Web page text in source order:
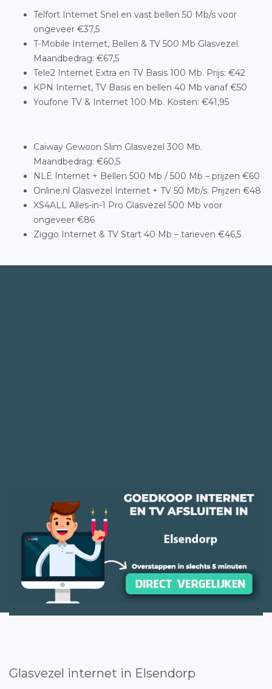
Telfort Internet Snel en vast bellen 50 Mb/s voor
ongeveer €37,5
T-Mobile Internet, Bellen & TV 500 Mb Glasvezel.
Maandbedrag: €67,5
Tele2 Internet Extra en TV Basis 100 Mb. Prijs: €42
KPN Internet, TV Basis en bellen 40 Mb vanaf €50
Youfone TV & Internet 100 Mb. Kosten: €41,95
Caiway Gewoon Slim Glasvezel 300 Mb.
Maandbedrag: €60,5
NLE Internet + Bellen 500 Mb / 500 Mb – prijzen €60
Online.nl Glasvezel Internet + TV 50 Mb/s. Prijzen €48
XS4ALL Alles-in-1 Pro Glasvezel 500 Mb voor
ongeveer €86
Ziggo Internet & TV Start 40 Mb – tarieven €46,5
Glasvezel internet in Elsendorp